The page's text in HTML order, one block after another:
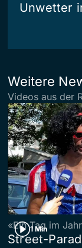
Unwetter
Weitere
Videos aus der
1 Min
«Ein Tag im
Street-